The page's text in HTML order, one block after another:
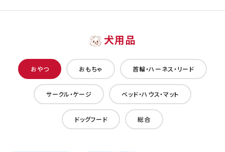
犬用品
おやつ おもちゃ 首輪・ハーネス・リード
サークル・ケージ ベッド・ハウス・マット
ドッグフード 総合